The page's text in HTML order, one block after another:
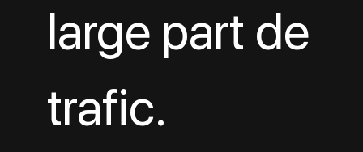
large part de
trafic.